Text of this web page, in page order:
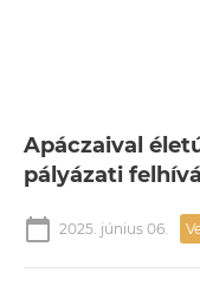
Apáczaival
pályázati
calendar_today 2025. június 06.